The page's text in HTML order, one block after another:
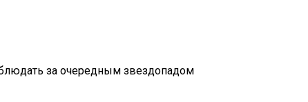
за очередным звездопадом